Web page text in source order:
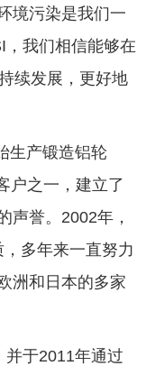
境污染是我们一
，我们相信能够在
续发展，更好地
生产锻造铝轮
户之一，建立了
声誉。2002年，
多年来一直努力
洲和日本的多家
并于2011年通过